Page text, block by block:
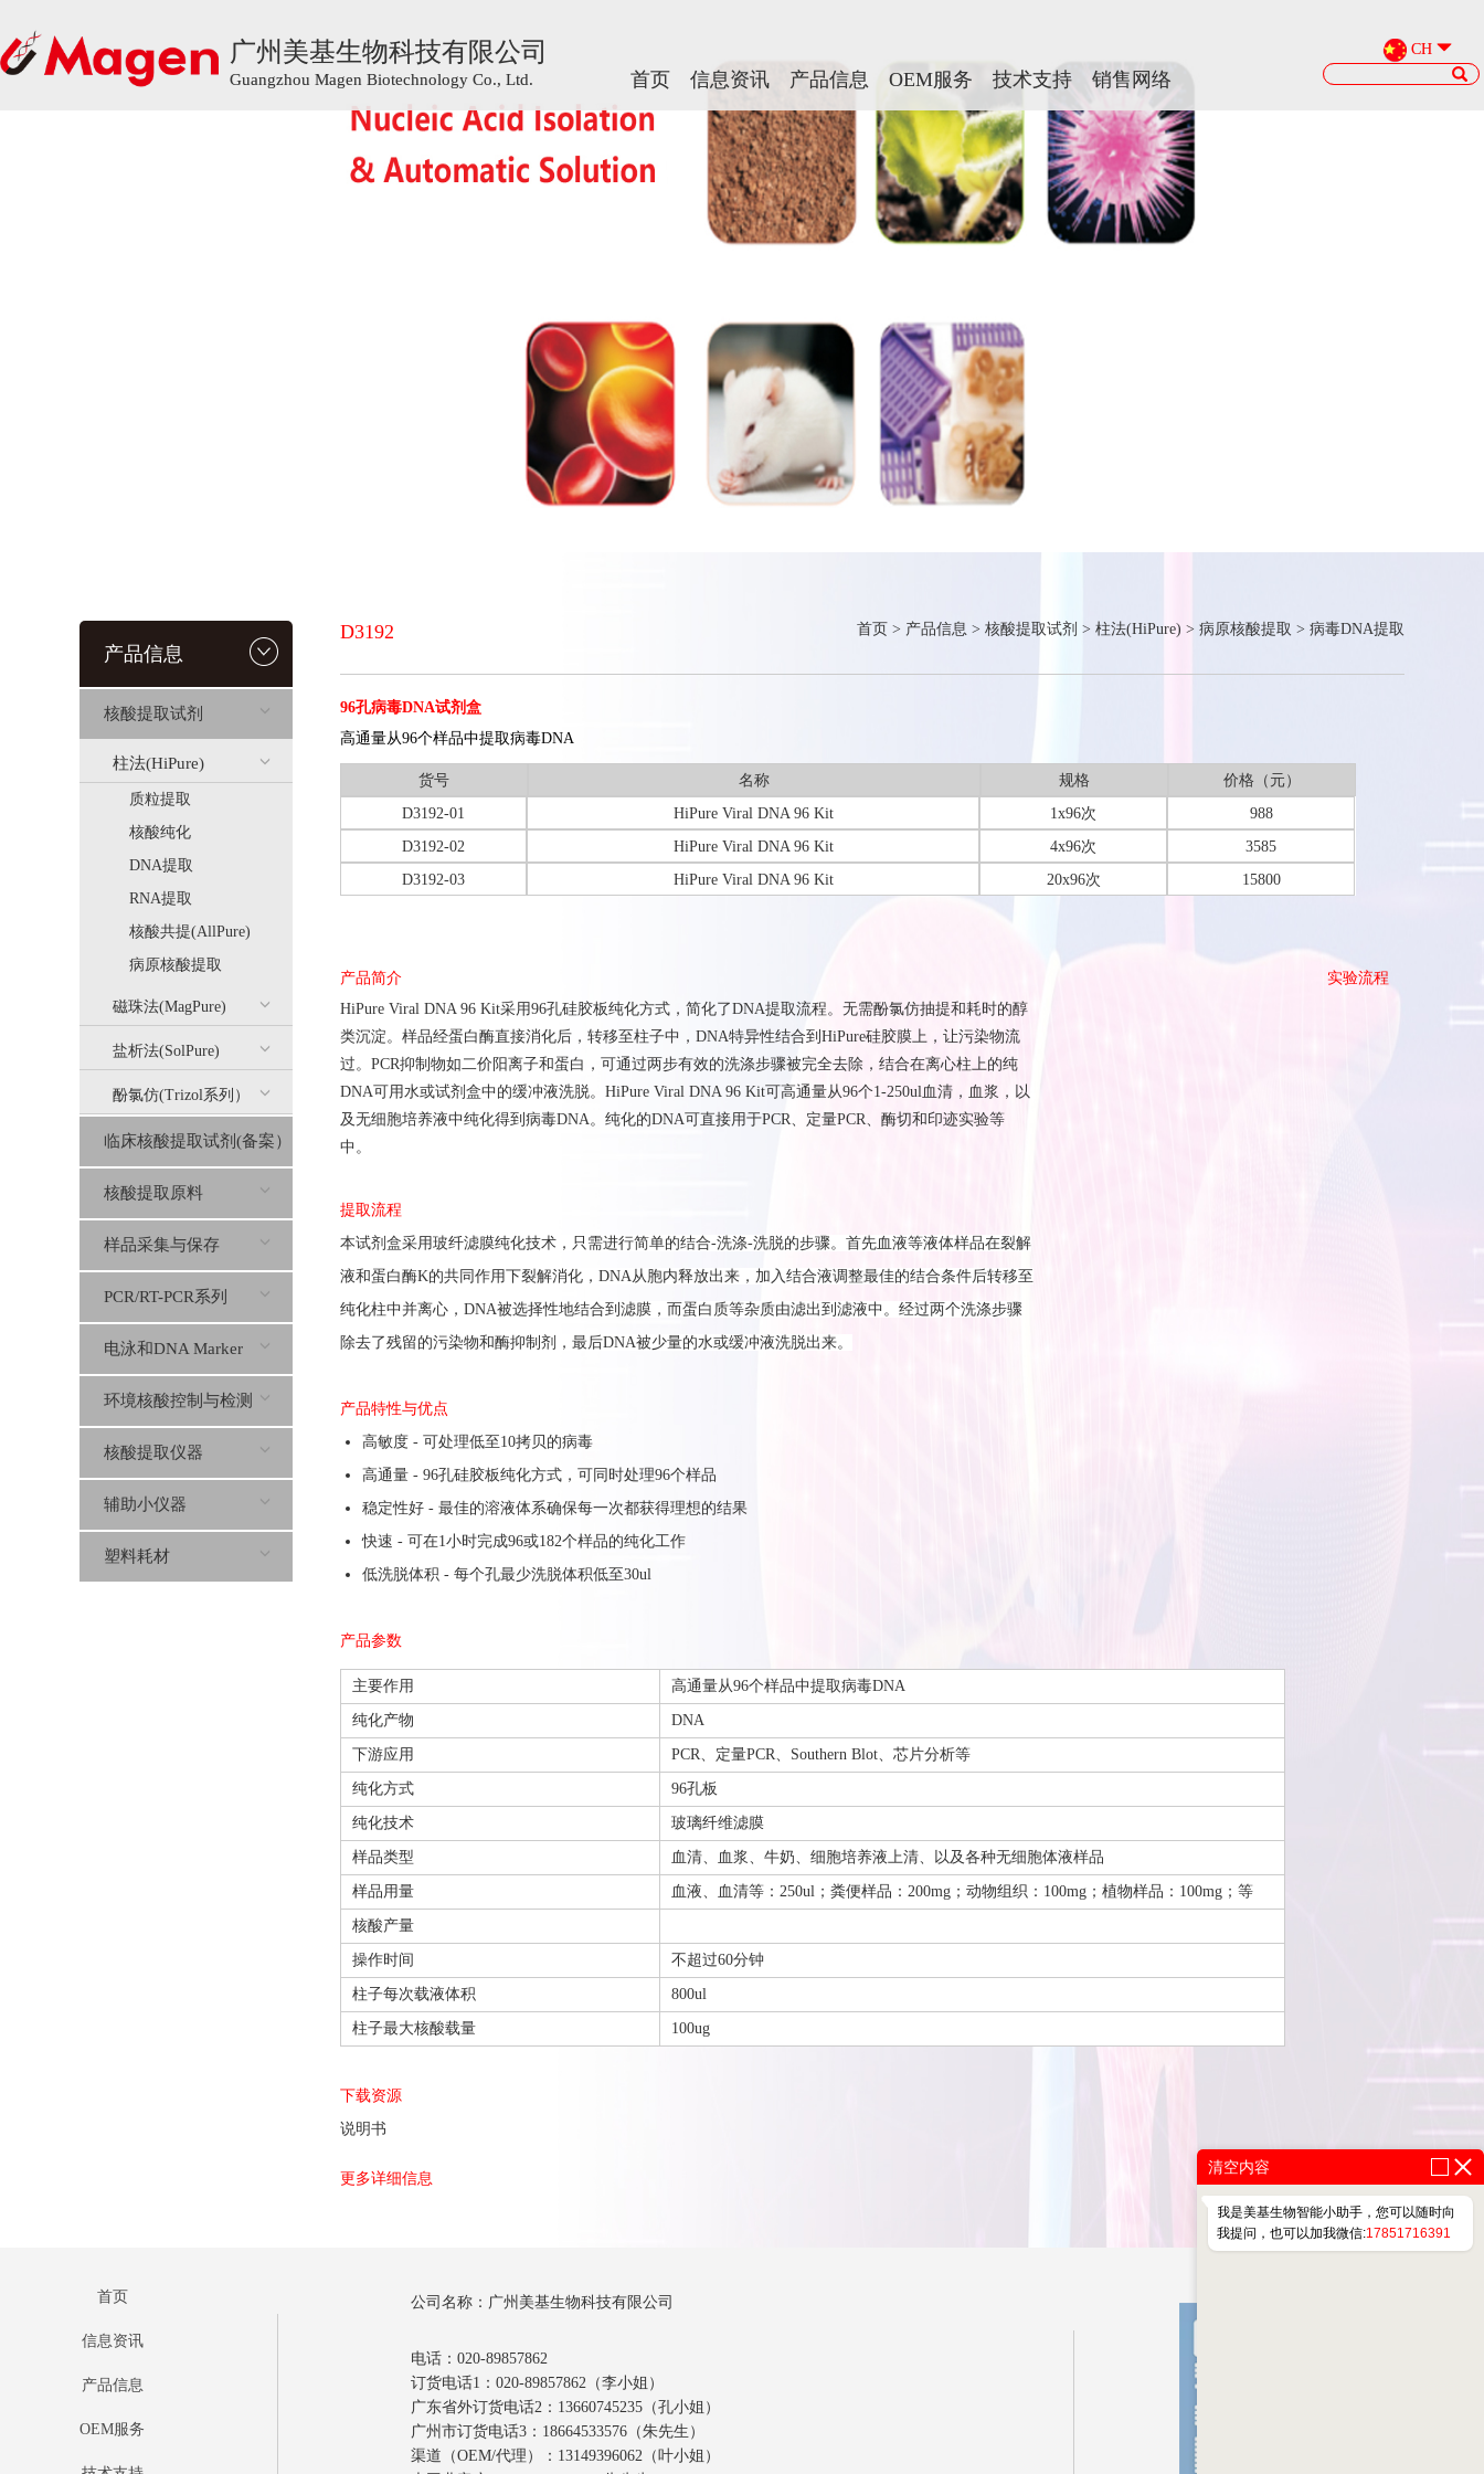
广州美基生物科技有限公司
Guangzhou Magen Biotechnology Co., Ltd.
CH
首页 信息资讯 产品信息 OEM服务 技术支持 销售网络
广州美基生物科技有限公司
Guangzhou Magen Biotechnology Co., Ltd.
CH
首页 信息资讯 产品信息 OEM服务 技术支持 销售网络
产品信息
核酸提取试剂
柱法(HiPure)
质粒提取
核酸纯化
DNA提取
RNA提取
核酸共提(AllPure)
病原核酸提取
磁珠法(MagPure)
盐析法(SolPure)
酚氯仿(Trizol系列）
临床核酸提取试剂(备案）
核酸提取原料
样品采集与保存
PCR/RT-PCR系列
电泳和DNA Marker
环境核酸控制与检测
核酸提取仪器
辅助小仪器
塑料耗材
D3192 首页 > 产品信息 > 核酸提取试剂 > 柱法(HiPure) > 病原核酸提取 > 病毒DNA提取
96孔病毒DNA试剂盒
高通量从96个样品中提取病毒DNA
货号 名称 规格
价格（元）
D3192-01
HiPure Viral DNA 96 Kit 1x96次
988
D3192-02
HiPure Viral DNA 96 Kit 4x96次
3585
D3192-03
HiPure Viral DNA 96 Kit 20x96次 15800
产品简介
实验流程
HiPure Viral DNA 96 Kit采用96孔硅胶板纯化方式，简化了DNA提取流程。无需酚氯仿抽提和耗时的醇
类沉淀。样品经蛋白酶直接消化后，转移至柱子中，DNA特异性结合到HiPure硅胶膜上，让污染物流
过。PCR抑制物如二价阳离子和蛋白，可通过两步有效的洗涤步骤被完全去除，结合在离心柱上的纯
DNA可用水或试剂盒中的缓冲液洗脱。HiPure Viral DNA 96 Kit可高通量从96个1-250ul血清，血浆，以
及无细胞培养液中纯化得到病毒DNA。纯化的DNA可直接用于PCR、定量PCR、酶切和印迹实验等
中。
提取流程
本试剂盒采用玻纤滤膜纯化技术，只需进行简单的结合-洗涤-洗脱的步骤。首先血液等液体样品在裂解
液和蛋白酶K的共同作用下裂解消化， DNA从胞内释放出来，加入结合液调整最佳的结合条件后转移至
纯化柱中并离心， DNA被选择性地结合到 滤膜，而蛋白质等杂质由滤出到滤液中 。 经过两个洗涤步骤
除去了残留的污染物和酶抑制剂， 最后DNA被少量的水或缓冲液洗脱出来。
产品特性与优点
高敏度 - 可处理低至10拷贝的病毒
高通量 - 96孔硅胶板纯化方式，可同时处理96个样品
稳定性好 - 最佳的溶液体系确保每一次都获得理想的结果
快速 - 可在1小时完成96或182个样品的纯化工作
低洗脱体积 - 每个孔最少洗脱体积低至30ul
产品参数
主要作用 高通量从96个样品中提取病毒DNA
纯化产物 DNA
下游应用 PCR、定量PCR、Southern Blot、芯片分析等
纯化方式 96孔板
纯化技术 玻璃纤维滤膜
样品类型 血清、血浆、牛奶、细胞培养液上清、以及各种无细胞体液样品
样品用量 血液、血清等：250ul；粪便样品：200mg；动物组织：100mg；植物样品：100mg；等
核酸产量
操作时间 不超过60分钟
柱子每次载液体积 800ul
柱子最大核酸载量 100ug
下载资源
说明书
更多详细信息
首页
信息资讯
产品信息
OEM服务
公司名称：广州美基生物科技有限公司
电话：020-89857862
订货电话1：020-89857862（李小姐）
广东省外订货电话2：13660745235（孔小姐）
广州市订货电话3：18664533576（朱先生）
渠道（OEM/代理）：13149396062（叶小姐）
清空内容
我是美基生物智能小助手，您可以随时向
我提问，也可以加我微信:17851716391